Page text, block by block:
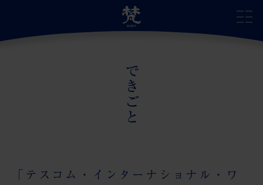
サイトトップ
自慢の日本酒
できごと
「テスコム・インターナショナル・ワ